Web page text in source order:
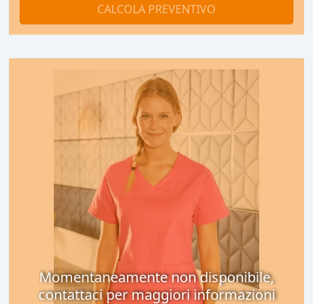
CALCOLA PREVENTIVO
Momentaneamente non disponibile,
contattaci per maggiori informazioni